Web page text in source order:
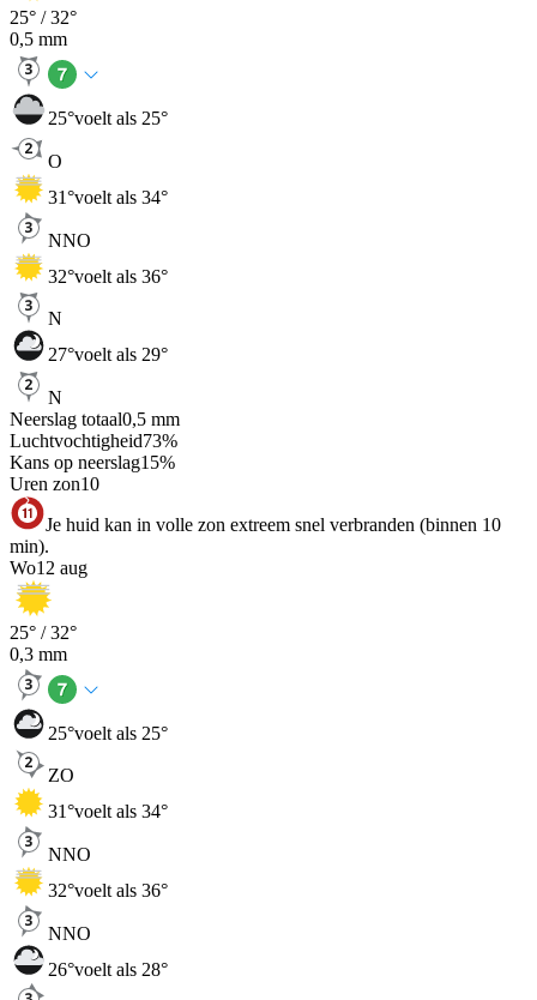
25° /32°
0,5 mm
25°voelt als 25°
O
31°voelt als 34°
NNO
32°voelt als 36°
N
27°voelt als 29°
N
Neerslag totaal0,5 mm
Luchtvochtigheid73%
Kans op neerslag15%
Uren zon10
Je huid kan in volle zon extreem snel verbranden (binnen 10
min).
Wo12 aug
25° /32°
0,3 mm
25°voelt als 25°
ZO
31°voelt als 34°
NNO
32°voelt als 36°
NNO
26°voelt als 28°